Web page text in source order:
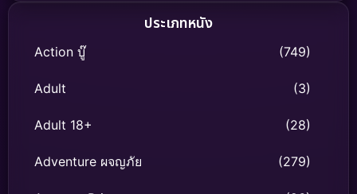
ประเภทหนัง
Action บู๊ (749)
Adult (3)
Adult 18+ (28)
Adventure ผจญภัย (279)